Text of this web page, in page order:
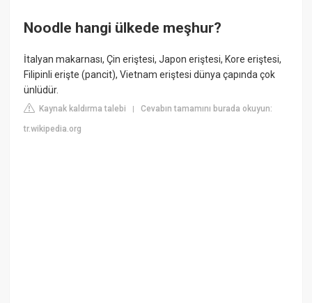
Noodle hangi ülkede meşhur?
İtalyan makarnası, Çin eriştesi, Japon eriştesi, Kore eriştesi,
Filipinli erişte (pancit), Vietnam eriştesi dünya çapında çok
ünlüdür.
Kaynak kaldırma talebi |Cevabın tamamını burada okuyun:
tr.wikipedia.org